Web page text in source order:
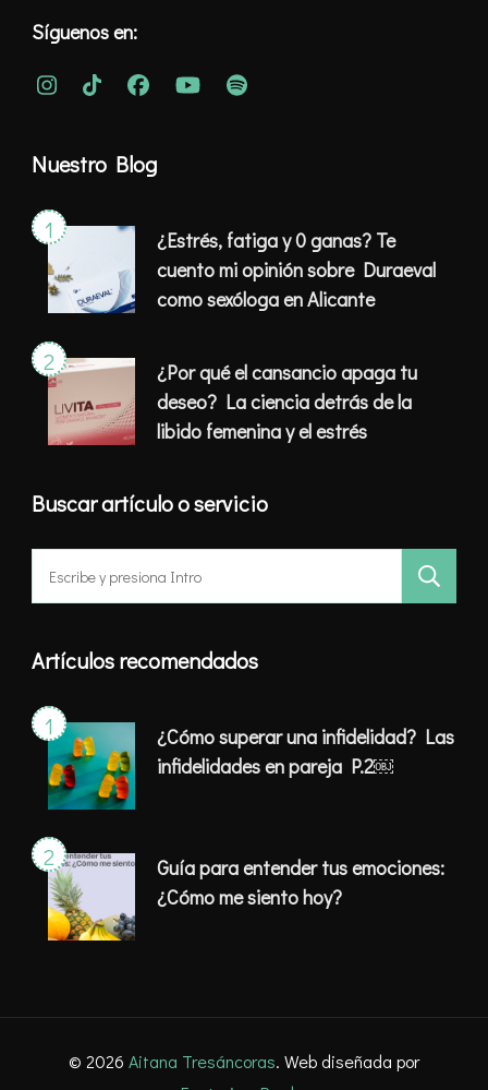
Síguenos en:
Nuestro Blog
¿Estrés, fatiga y 0 ganas? Te
cuento mi opinión sobre Duraeval
como sexóloga en Alicante
¿Por qué el cansancio apaga tu
deseo? La ciencia detrás de la
libido femenina y el estrés
Buscar artículo o servicio
Buscar:
Artículos recomendados
¿Cómo superar una infidelidad? Las
infidelidades en pareja P.2￼
Guía para entender tus emociones:
¿Cómo me siento hoy?
© 2026 Aitana Tresáncoras. Web diseñada por